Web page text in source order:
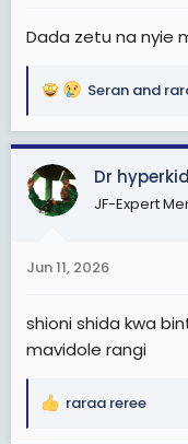
Dada zetu na nyie
R
a
c
i
s
Seran and
Dr hyperkid
JF-Expert
Jun 11, 2026
shioni shida kwa
mavidole rangi
R
raraa reree